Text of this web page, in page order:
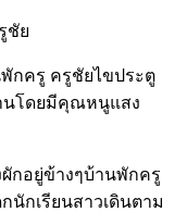
ชัย
กครู ครูชัยไขประตู
นโดยมีคุณหนูแสง
กอยู่ข้างๆบ้านพักครู
นักเรียนสาวเดินตาม